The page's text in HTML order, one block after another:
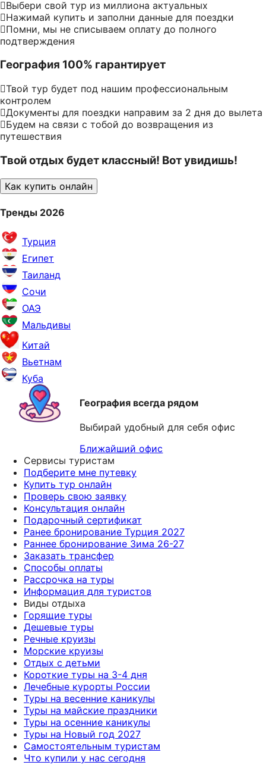
Выбери свой тур из миллиона актуальных
Нажимай купить и заполни данные для поездки
Помни, мы не списываем оплату до полного
подтверждения
География 100% гарантирует
Твой тур будет под нашим профессиональным
контролем
Документы для поездки направим за 2 дня до вылета
Будем на связи с тобой до возвращения из
путешествия
Твой отдых будет классный! Вот увидишь!
Как купить онлайн
Тренды 2026
Турция
Египет
Таиланд
Сочи
ОАЭ
Мальдивы
Китай
Вьетнам
Куба
География всегда рядом
Выбирай удобный для себя офис
Ближайший офис
Сервисы туристам
Подберите мне путевку
Купить тур онлайн
Проверь свою заявку
Консультация онлайн
Подарочный сертификат
Ранее бронирование Турция 2027
Раннее бронирование Зима 26-27
Заказать трансфер
Способы оплаты
Рассрочка на туры
Информация для туристов
Виды отдыха
Горящие туры
Дешевые туры
Речные круизы
Морские круизы
Отдых с детьми
Короткие туры на 3-4 дня
Лечебные курорты России
Туры на весенние каникулы
Туры на майские праздники
Туры на осенние каникулы
Туры на Новый год 2027
Самостоятельным туристам
Что купили у нас сегодня